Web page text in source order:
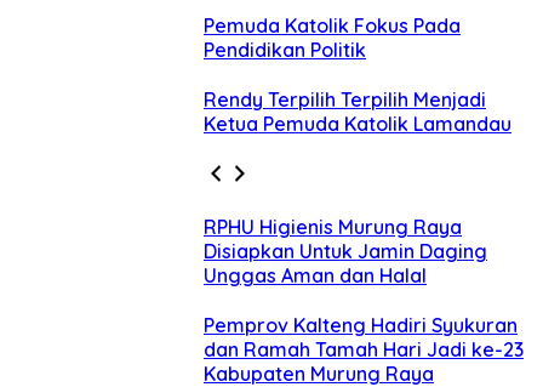
Pemuda Katolik Fokus Pada
Pendidikan Politik
Rendy Terpilih Terpilih Menjadi
Ketua Pemuda Katolik Lamandau
RPHU Higienis Murung Raya
Disiapkan Untuk Jamin Daging
Unggas Aman dan Halal
Pemprov Kalteng Hadiri Syukuran
dan Ramah Tamah Hari Jadi ke-23
Kabupaten Murung Raya